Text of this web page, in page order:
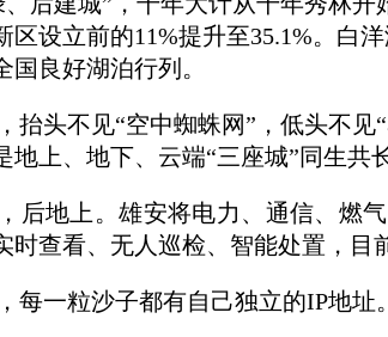
区设立前的11%提升至35.1%。白
国良好湖泊行列。
抬头不见“空中蜘蛛网”，低头不
地上、地下、云端“三座城”同生共
后地上。雄安将电力、通信、燃
时查看、无人巡检、智能处置，目
每一粒沙子都有自己独立的IP地址。